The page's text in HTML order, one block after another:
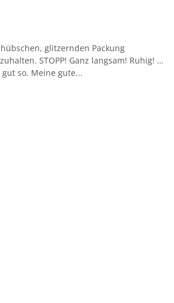
glitzernden Packung
STOPP! Ganz langsam! Ruhig! …
so. Meine gute...